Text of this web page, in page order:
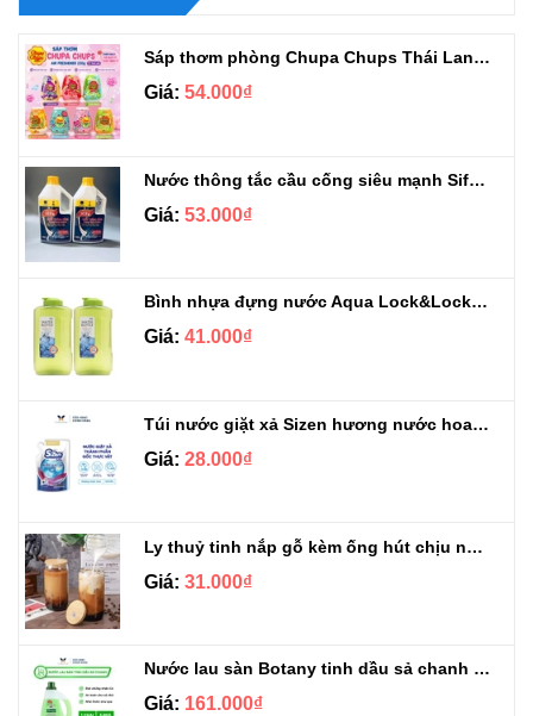
Sáp thơm phòng Chupa Chups Thái Lan 230g
Giá: 54.000₫
Nước thông tắc cầu cống siêu mạnh Sifa 1.4kg
Giá: 53.000₫
Bình nhựa đựng nước Aqua Lock&Lock 2.1L
Giá: 41.000₫
Túi nước giặt xả Sizen hương nước hoa 500 ml
Giá: 28.000₫
Ly thuỷ tinh nắp gỗ kèm ống hút chịu nhiệt 500ml
Giá: 31.000₫
Nước lau sàn Botany tinh dầu sả chanh chai 3.9kg
Giá: 161.000₫